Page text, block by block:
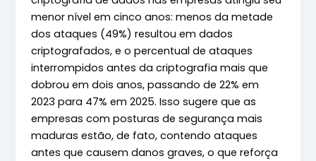
menor nível em cinco anos: menos da metade
dos ataques (49%) resultou em dados
criptografados, e o percentual de ataques
interrompidos antes da criptografia mais que
dobrou em dois anos, passando de 22% em
2023 para 47% em 2025. Isso sugere que as
empresas com posturas de segurança mais
maduras estão, de fato, contendo ataques
antes que causem danos graves, o que reforça